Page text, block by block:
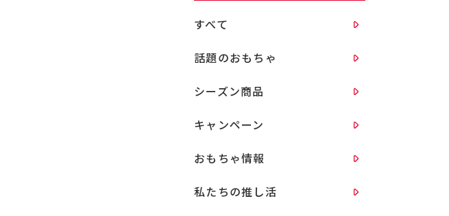
すべて
話題のおもちゃ
シーズン商品
キャンペーン
おもちゃ情報
私たちの推し活